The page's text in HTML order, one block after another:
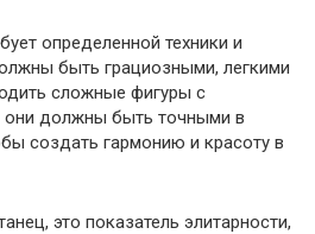
определенной техники и
быть грациозными, легкими
сложные фигуры с
они должны быть точными в
создать гармонию и красоту в
это показатель элитарности,